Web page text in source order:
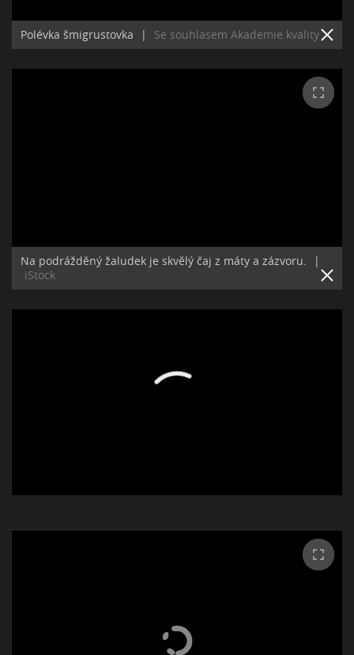
Polévka šmigrustovka | Se souhlasem Akademie kvality
Na podrážděný žaludek je skvělý čaj z máty a zázvoru.
|
iStock